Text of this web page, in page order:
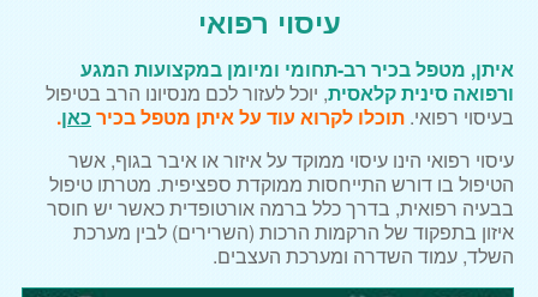
שיאצו וטווינא
עיסוי לנשים בהריון
מטופלים מספרים
מאמרים
הסתיידות בכתף
עיסוי רפואי
איתן, מטפל בכיר רב-תחומי ומיומן במקצועות המגע
ורפואה סינית קלאסית, יוכל לעזור לכם מנסיונו הרב בטיפול
בעיסוי רפואי. תוכלו לקרוא עוד על איתן מטפל בכיר כאן.
עיסוי רפואי הינו עיסוי ממוקד על איזור או איבר בגוף, אשר
הטיפול בו דורש התייחסות ממוקדת ספציפית. מטרתו טיפול
בבעיה רפואית, בדרך כלל ברמה אורטופדית כאשר יש חוסר
איזון בתפקוד של הרקמות הרכות (השרירים) לבין מערכת
השלד, עמוד השדרה ומערכת העצבים.